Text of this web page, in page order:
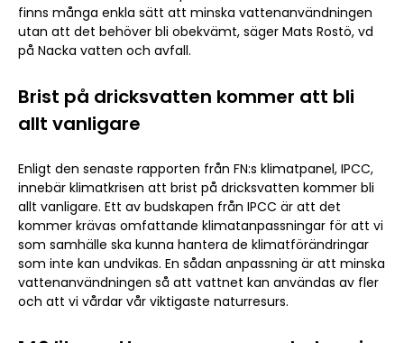
finns många enkla sätt att minska vattenanvändningen
utan att det behöver bli obekvämt, säger Mats Rostö, vd
på Nacka vatten och avfall.
Brist på dricksvatten kommer att bli
allt vanligare
Enligt den senaste rapporten från FN:s klimatpanel, IPCC,
innebär klimatkrisen att brist på dricksvatten kommer bli
allt vanligare. Ett av budskapen från IPCC är att det
kommer krävas omfattande klimatanpassningar för att vi
som samhälle ska kunna hantera de klimatförändringar
som inte kan undvikas. En sådan anpassning är att minska
vattenanvändningen så att vattnet kan användas av fler
och att vi vårdar vår viktigaste naturresurs.